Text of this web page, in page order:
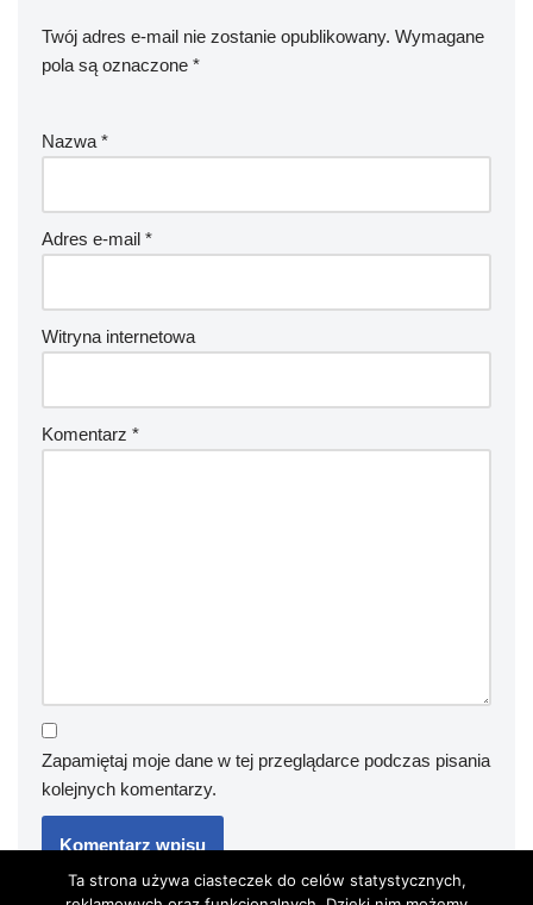
Twój adres e-mail nie zostanie opublikowany. Wymagane
pola są oznaczone *
Nazwa *
Adres e-mail *
Witryna internetowa
Komentarz *
Zapamiętaj moje dane w tej przeglądarce podczas pisania
kolejnych komentarzy.
Ta strona używa ciasteczek do celów statystycznych,